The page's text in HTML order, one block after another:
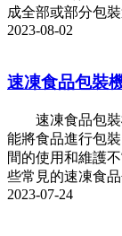
成全部或部分包裝
2023-08-02
速凍食品包裝
速凍食品包裝
能將食品進行包
間的使用和維護
些常見的速凍食
2023-07-24